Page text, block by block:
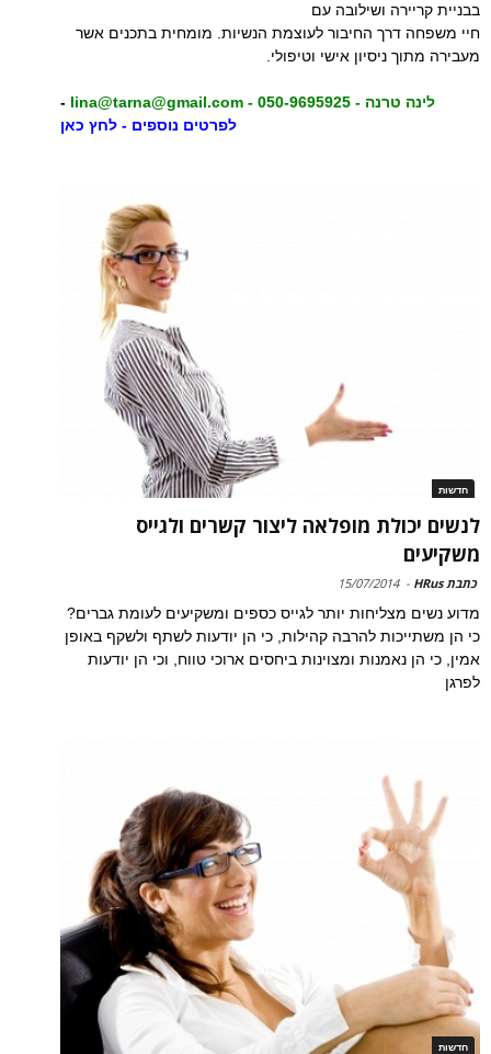
בבניית קריירה ושילובה עם
חיי משפחה דרך החיבור לעוצמת הנשיות. מומחית בתכנים אשר
מעבירה מתוך ניסיון אישי וטיפולי.
לינה טרנה - 050-9695925 - lina@tarna@gmail.com
-
לפרטים נוספים - לחץ כאן
חדשות
לנשים יכולת מופלאה ליצור קשרים ולגייס
משקיעים
כתבת HRus -
15/07/2014
מדוע נשים מצליחות יותר לגייס כספים ומשקיעים לעומת גברים?
כי הן משתייכות להרבה קהילות, כי הן יודעות לשתף ולשקף באופן
אמין, כי הן נאמנות ומצוינות ביחסים ארוכי טווח, וכי הן יודעות
לפרגן
חדשות